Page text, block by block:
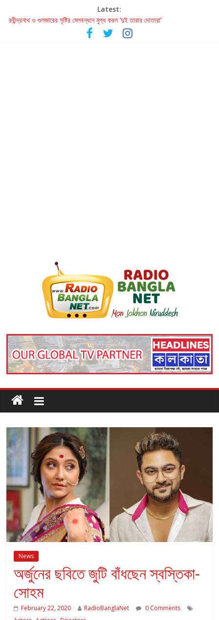
Latest:
রবীন্দ্রনাথ ও গুলজারের সৃষ্টির মেলবন্ধনে মুগ্ধ করল ‘দুই তারার দোতারা’
কলের গান থেকে রীলস্ — বাঙালির গান শোনার বিবর্তনের গল্প
জগন্নাথমঙ্গলম্ — বাংলায় প্রথমবার মঞ্চে এবার রথযাত্রার উদযাপন
News
অর্জুনের ছবিতে জুটি বাঁধছেন স্বস্তিকা-
সোহম
February 22, 2020 RadioBanglaNet
0 Comments